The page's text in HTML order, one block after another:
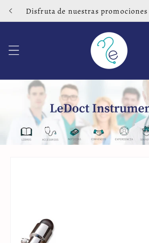
directamente
al contenido
Disfruta de nuestras promociones